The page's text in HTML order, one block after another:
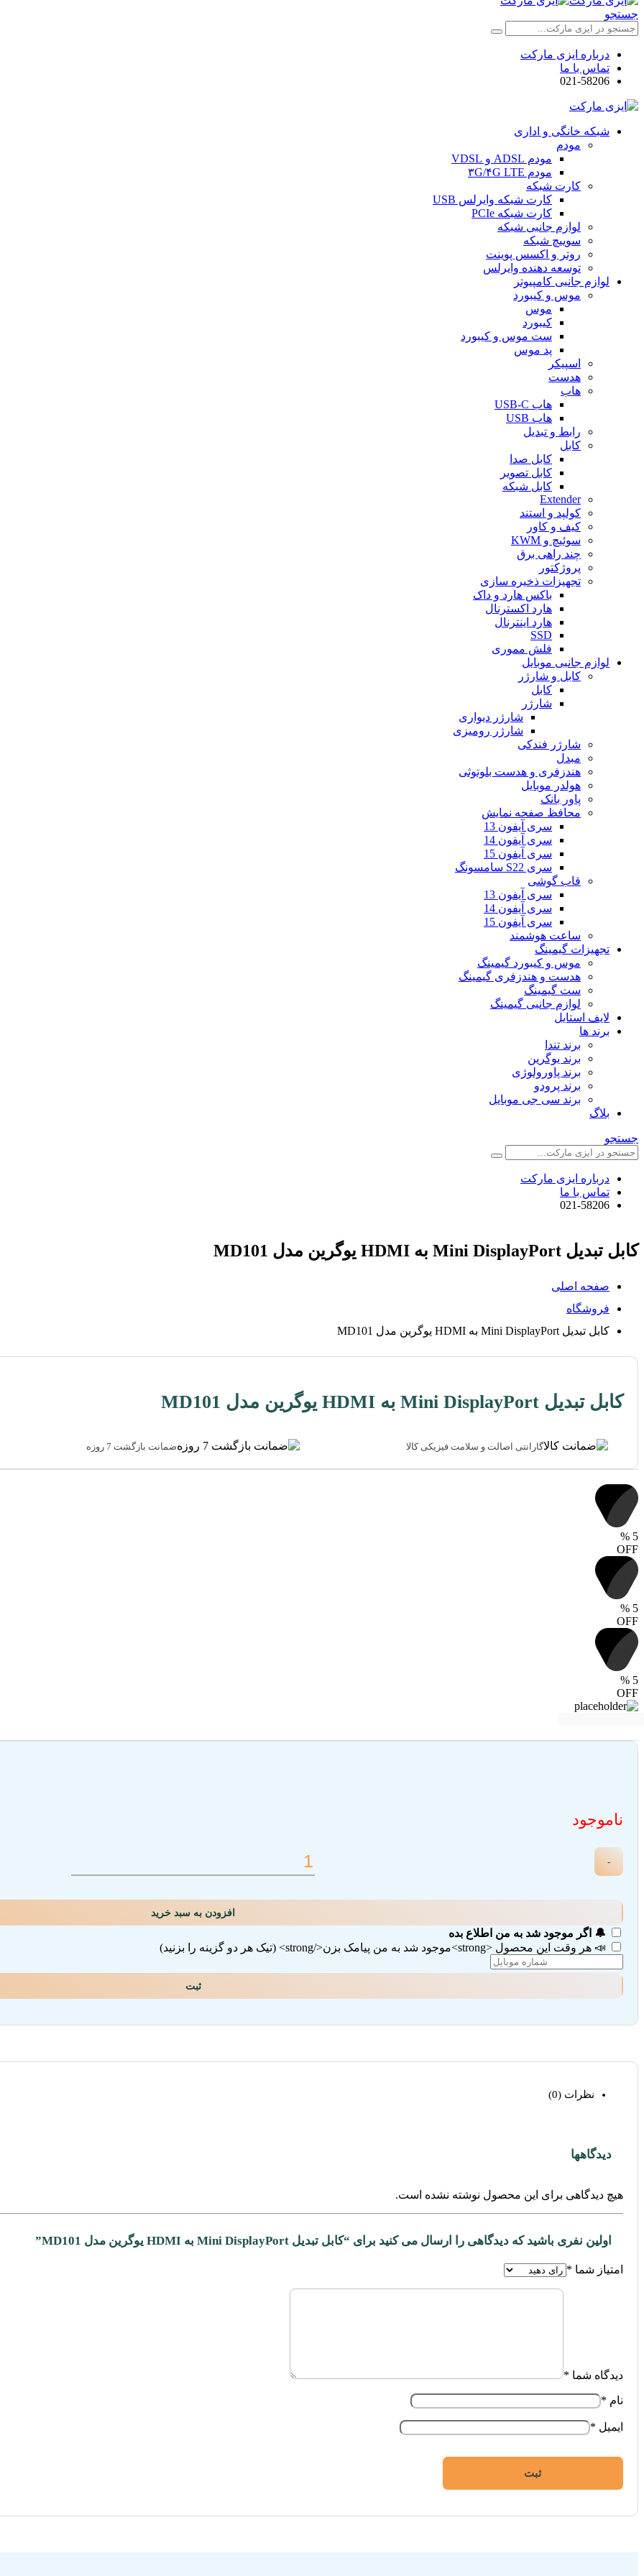
جستجو
درباره ایزی مارکت
تماس با ما
021-58206
شبکه خانگی و اداری
مودم
مودم ADSL و VDSL
مودم ۳G/۴G LTE
کارت شبکه
کارت شبکه وایرلس USB
کارت شبکه PCIe
لوازم جانبی شبکه
سوییچ شبکه
روتر و اکسس پوینت
توسعه دهنده وایرلس
لوازم جانبی کامپیوتر
موس و کیبورد
موس
کیبورد
ست موس و کیبورد
پد موس
اسپیکر
هدست
هاب
هاب USB-C
هاب USB
رابط و تبدیل
کابل
کابل صدا
کابل تصویر
کابل شبکه
Extender
کولپد و استند
کیف و کاور
سوئیچ و KWM
چند راهی برق
پروژکتور
تجهیزات ذخیره سازی
باکس هارد و داک
هارد اکسترنال
هارد اینترنال
SSD
فلش مموری
لوازم جانبی موبایل
کابل و شارژر
کابل
شارژر
شارژر دیواری
شارژر رومیزی
شارژر فندکی
مبدل
هندزفری و هدست بلوتوثی
هولدر موبایل
پاور بانک
محافظ صفحه نمایش
سری آیفون 13
سری آیفون 14
سری آیفون 15
سری S22 سامسونگ
قاب گوشی
سری آیفون 13
سری آیفون 14
سری آیفون 15
ساعت هوشمند
تجهیزات گیمینگ
موس و کیبورد گیمینگ
هدست و هندزفری گیمینگ
ست گیمینگ
لوازم جانبی گیمینگ
لایف استایل
برند ها
برند تندا
برند یوگرین
برند پاورولوژی
برند پرودو
برند سی جی موبایل
بلاگ
جستجو
درباره ایزی مارکت
تماس با ما
021-58206
کابل تبدیل Mini DisplayPort به HDMI یوگرین مدل MD101
صفحه اصلی
فروشگاه
کابل تبدیل Mini DisplayPort به HDMI یوگرین مدل MD101
کابل تبدیل Mini DisplayPort به HDMI یوگرین مدل MD101
گارانتی اصالت و سلامت فیزیکی کالا ضمانت بازگشت 7 روزه
5
%
OFF
5
%
OFF
5
%
OFF
ناموجود
-
افزودن به سبد خرید
🔔 اگر موجود شد به من اطلاع بده
📣 هر وقت این محصول <strong>موجود شد به من پیامک بزن</strong> (تیک هر دو گزینه را بزنید)
ثبت
نظرات (0)
دیدگاهها
هیچ دیدگاهی برای این محصول نوشته نشده است.
اولین نفری باشید که دیدگاهی را ارسال می کنید برای “کابل تبدیل Mini DisplayPort به HDMI یوگرین مدل MD101”
امتیاز شما *
دیدگاه شما *
نام *
ایمیل *